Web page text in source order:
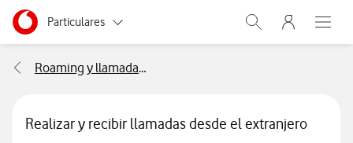
Ir a la pagina principal de vodafone.es
Menu navegación Segmento
Particulares
Autónomos
Grandes empresas y AA.PP.
Abrir buscador.
Menu
Abre
Roaming y llamadas internacionales
Realizar y recibir llamadas desde el extranjero